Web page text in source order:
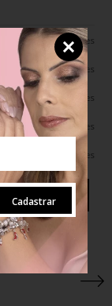
0 avaliações
0 avaliações
0 avaliações
0 avaliações
0 avaliações
Cadastrar